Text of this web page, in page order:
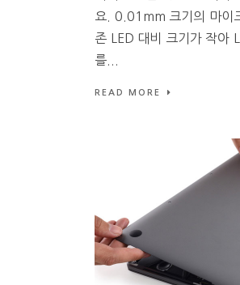
요. 0.01mm 크기의 마이
존 LED 대비 크기가 작아
를...
READ MORE